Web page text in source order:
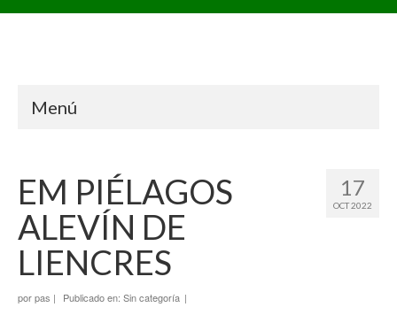
Menú
17
OCT 2022
EM PIÉLAGOS
ALEVÍN DE
LIENCRES
porpas | Publicado en: Sin categoría |